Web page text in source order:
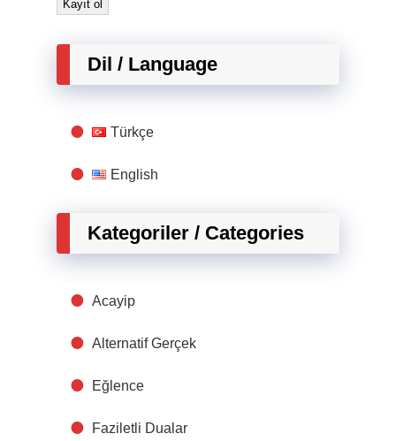
Dil / Language
Türkçe
English
Kategoriler / Categories
Acayip
Alternatif Gerçek
Eğlence
Faziletli Dualar